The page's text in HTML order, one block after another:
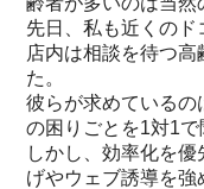
先日、私も近くのド
店内は相談を待つ
た。
彼らが求めているの
の困りごとを1対1で
しかし、効率化を
げやウェブ誘導を強